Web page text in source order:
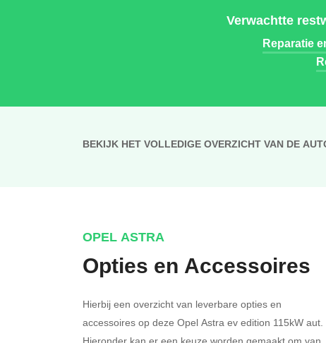
Verwachtte
Reparatie
BEKIJK HET VOLLEDIGE OVERZICHT VAN DE
OPEL ASTRA
Opties en Accessoires
Hierbij een overzicht van leverbare opties en
accessoires op deze Opel Astra ev edition 115kW aut.